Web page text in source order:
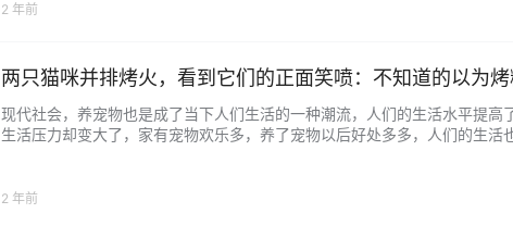
2 年前
两只猫咪并排烤火，看到它们的正面笑喷：不知道的以为烤
现代社会，养宠物也是成了当下人们生活的一种潮流，人们的生活水平提
生活压力却变大了，家有宠物欢乐多，养了宠物以后好处多多，人们的生
2 年前